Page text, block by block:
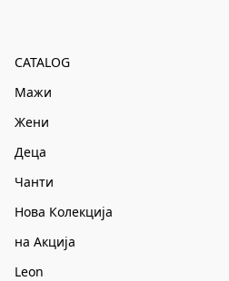
CATALOG
Мажи
Жени
Деца
Чанти
Нова Колекција
на Акција
Leon